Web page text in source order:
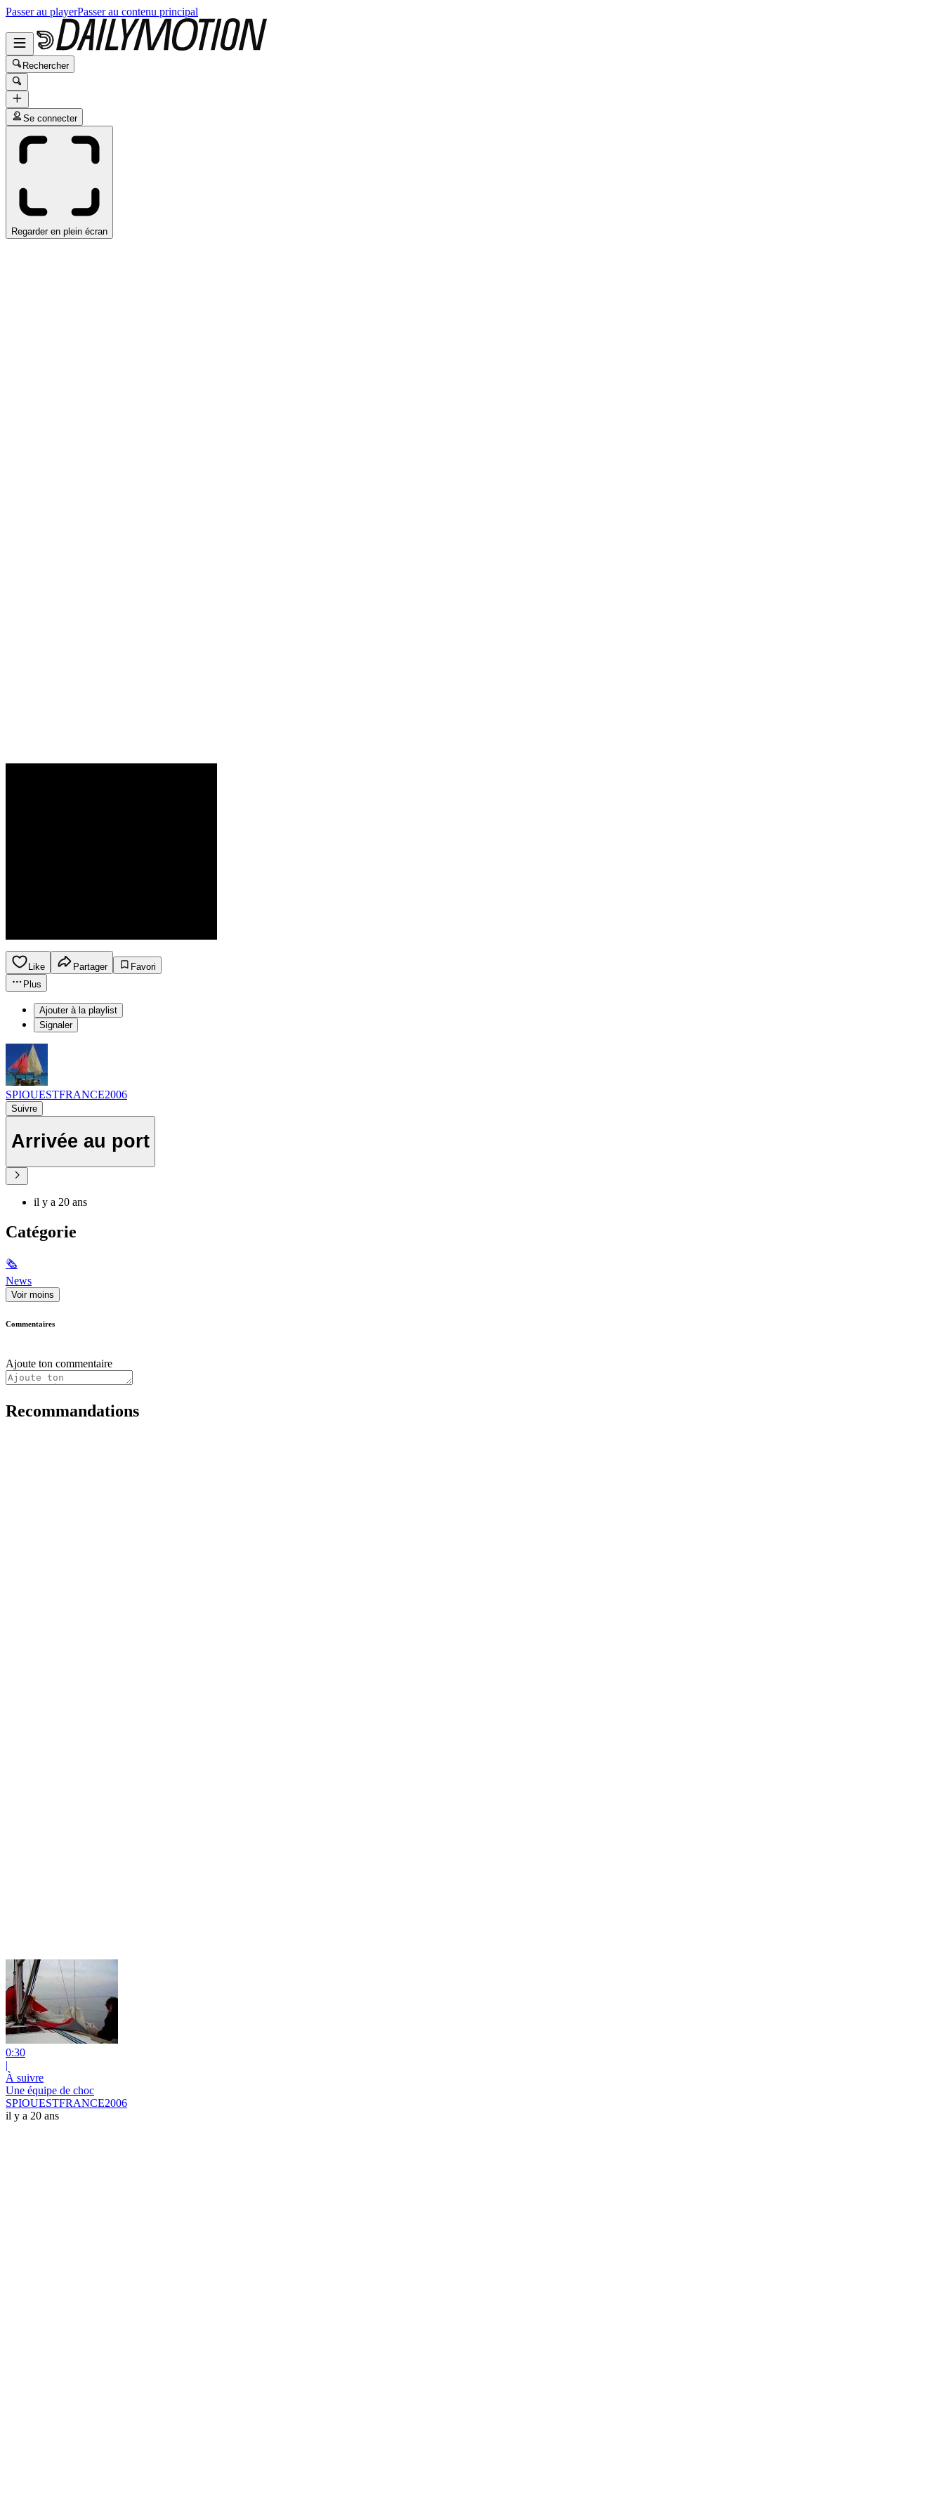
Passer au playerPasser au contenu principal
Rechercher
Se connecter
Regarder en plein écran
Like Partager
Favori
Plus
Ajouter à la playlist
Signaler
SPIOUESTFRANCE2006
Suivre
Arrivée au port
il y a 20 ans
Catégorie
🗞
News
Voir moins
Commentaires
Ajoute ton commentaire
Recommandations
0:30
|
À suivre
Une équipe de choc
SPIOUESTFRANCE2006
il y a 20 ans